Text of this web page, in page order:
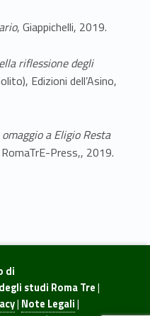
, Giappichelli, 2019.
riflessione degli
Edizioni dell’Asino,
a Eligio Resta
Press,, 2019.
di
studi Roma Tre|
| Note Legali|